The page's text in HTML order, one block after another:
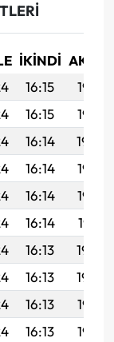
İKINDI
16:15
19:35
16:15
19:35
16:14
19:34
16:14
19:33
16:14
19:32
16:14
19:31
16:13
19:30
16:13
19:29
16:13
19:28
16:13
19:27